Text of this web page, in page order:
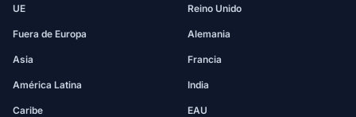
UE
Fuera de Europa
Asia
América Latina
Caribe
Reino Unido
Alemania
Francia
India
EAU